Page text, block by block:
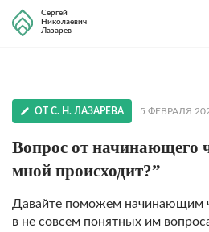
Сергей
Николаевич
Лазарев
ОТ С. Н. ЛАЗАРЕВА 5 ФЕВРАЛЯ
Вопрос от начинающего
мной происходит?”
Давайте поможем начинающим
в не совсем понятных им